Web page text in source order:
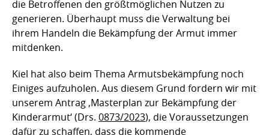
die Betroffenen den größtmöglichen Nutzen zu
generieren. Überhaupt muss die Verwaltung bei
ihrem Handeln die Bekämpfung der Armut immer
mitdenken.
Kiel hat also beim Thema Armutsbekämpfung noch
Einiges aufzuholen. Aus diesem Grund fordern wir mit
unserem Antrag ‚Masterplan zur Bekämpfung der
Kinderarmut‘ (Drs. 0873/2023), die Voraussetzungen
dafür zu schaffen, dass die kommende